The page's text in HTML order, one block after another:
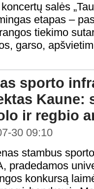
salės
etapas –
tiekimo
garso,
sporto
Kaune:
ir regbio
30 09:10
stambus
pradedamos
konkursą